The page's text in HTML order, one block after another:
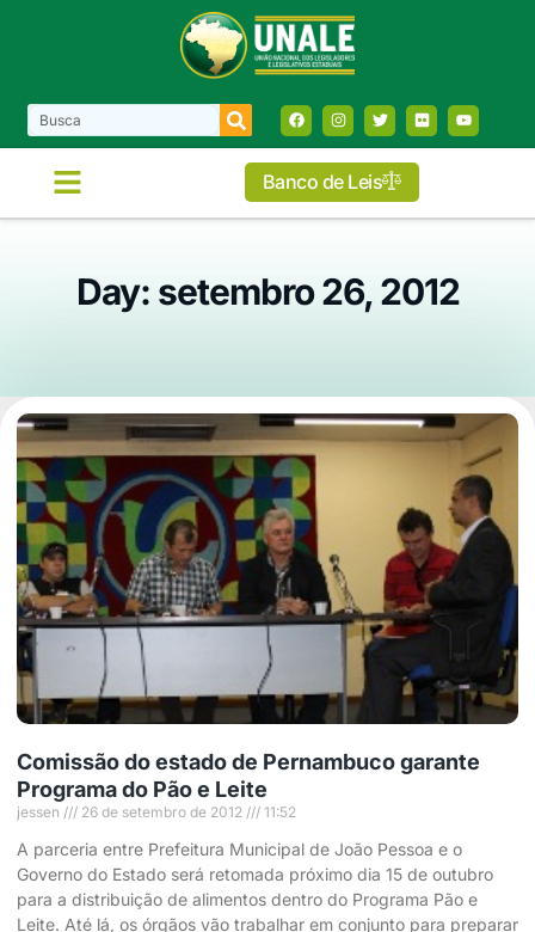
Banco de Leis
Day: setembro 26, 2012
Comissão do estado de Pernambuco garante
Programa do Pão e Leite
jessen 26 de setembro de 2012 11:52
A parceria entre Prefeitura Municipal de João Pessoa e o
Governo do Estado será retomada próximo dia 15 de outubro
para a distribuição de alimentos dentro do Programa Pão e
Leite. Até lá, os órgãos vão trabalhar em conjunto para preparar